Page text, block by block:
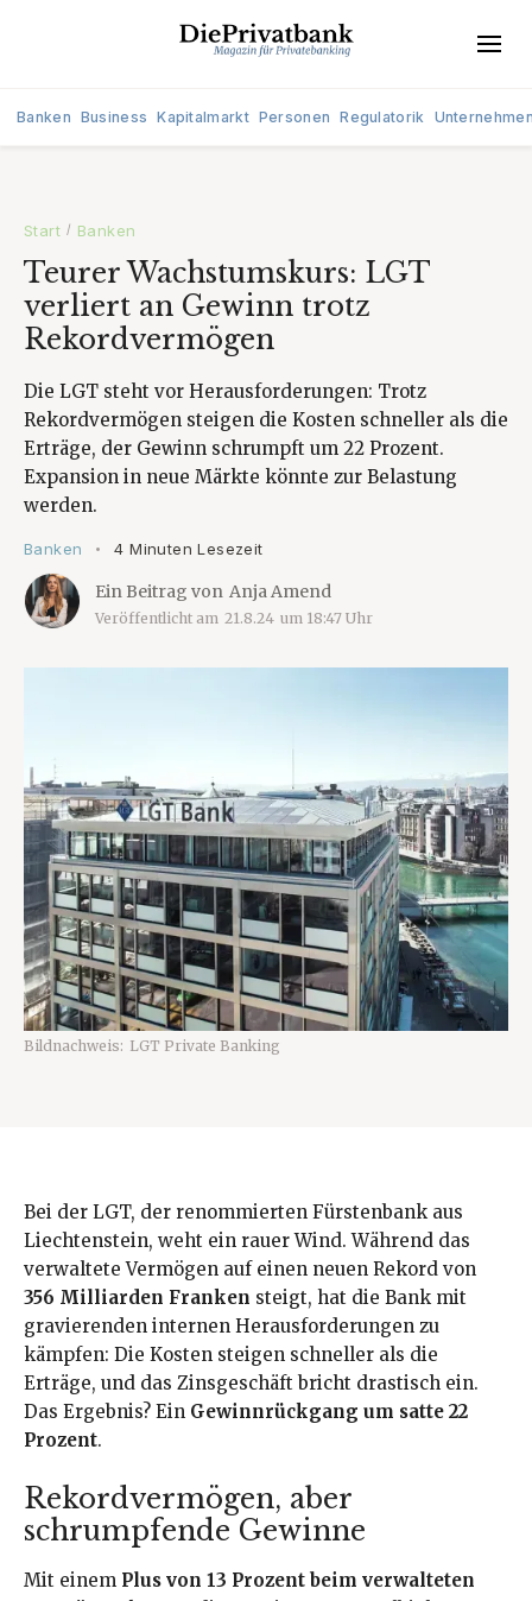
Banken Business Kapitalmarkt Personen Regulatorik
Start / Banken
Teurer Wachstumskurs: LGT
verliert an Gewinn trotz
Rekordvermögen
Die LGT steht vor Herausforderungen: Trotz
Rekordvermögen steigen die Kosten schneller als die
Erträge, der Gewinn schrumpft um 22 Prozent.
Expansion in neue Märkte könnte zur Belastung
werden.
Banken • 4 Minuten Lesezeit
Ein Beitrag von Anja Amend
Veröffentlicht am 21.8.24 um 18:47 Uhr
Bildnachweis: LGT Private Banking
Bei der LGT, der renommierten Fürstenbank aus
Liechtenstein, weht ein rauer Wind. Während das
verwaltete Vermögen auf einen neuen Rekord von
356 Milliarden Franken steigt, hat die Bank mit
gravierenden internen Herausforderungen zu
kämpfen: Die Kosten steigen schneller als die
Erträge, und das Zinsgeschäft bricht drastisch ein.
Das Ergebnis? Ein Gewinnrückgang um satte 22
Prozent.
Rekordvermögen, aber
schrumpfende Gewinne
Mit einem Plus von 13 Prozent beim verwalteten